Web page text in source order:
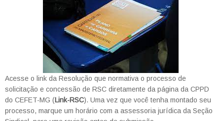
Acesse o link da Resolução que normativa o processo de
solicitação e concessão de RSC diretamente da página da CPPD
do CEFET-MG (Link-RSC). Uma vez que você tenha montado seu
processo, marque um horário com a assessoria jurídica da Seção